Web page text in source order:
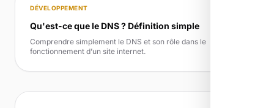
DÉVELOPPEMENT
Qu'est-ce que le DNS ? Définition simple
Comprendre simplement le DNS et son rôle dans le
fonctionnement d’un site internet.